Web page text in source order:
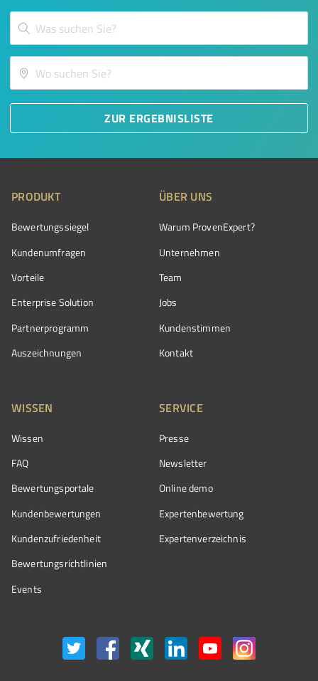
ZUR ERGEBNISLISTE
PRODUKT
Bewertungssiegel
Kundenumfragen
Vorteile
Enterprise Solution
Partnerprogramm
Auszeichnungen
ÜBER UNS
Warum ProvenExpert?
Unternehmen
Team
Jobs
Kundenstimmen
Kontakt
WISSEN
Wissen
FAQ
Bewertungsportale
Kundenbewertungen
Kundenzufriedenheit
Bewertungs­richtlinien
Events
SERVICE
Presse
Newsletter
Online demo
Expertenbewertung
Expertenverzeichnis